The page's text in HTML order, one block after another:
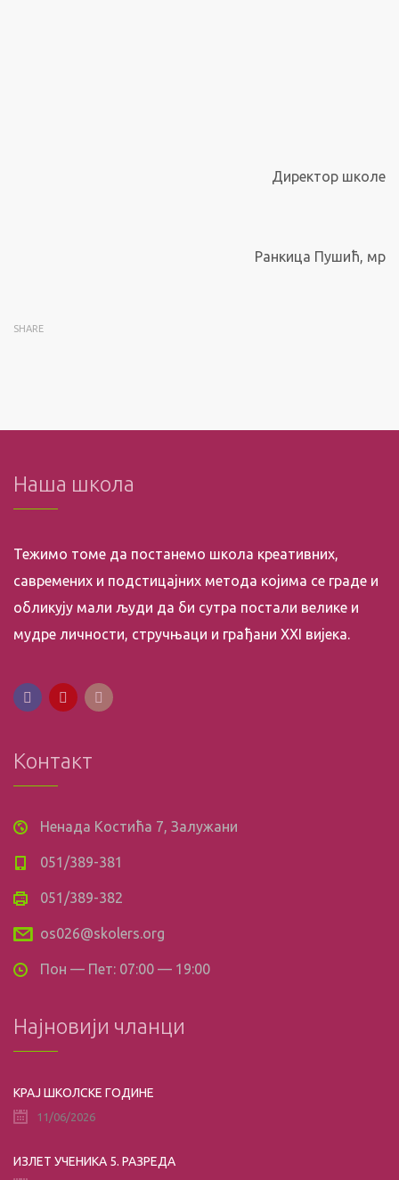
Директор школе
Ранкица Пушић, мр
SHARE
Наша школа
Тежимо томе да постанемо школа креативних,
савремених и подстицајних метода којима се граде и
обликују мали људи да би сутра постали велике и
мудре личности, стручњаци и грађани XXI вијека.
Контакт
Ненада Костића 7, Залужани
051/389-381
051/389-382
os026@skolers.org
Пон — Пет: 07:00 — 19:00
Најновији чланци
КРАЈ ШКОЛСКЕ ГОДИНЕ
11/06/2026
ИЗЛЕТ УЧЕНИКА 5. РАЗРЕДА